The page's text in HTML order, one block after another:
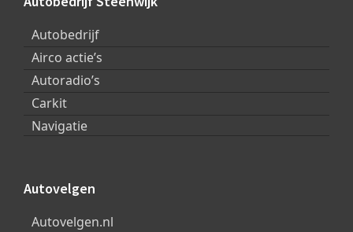
Autobedrijf
Airco actie’s
Autoradio’s
Carkit
Navigatie
Autovelgen
Autovelgen.nl